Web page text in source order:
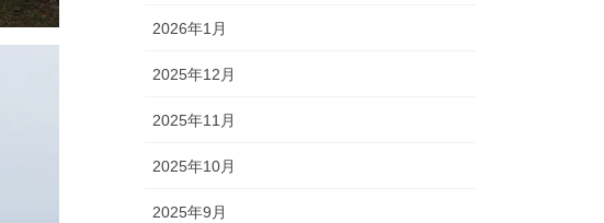
2026年1月
2025年12月
2025年11月
2025年10月
2025年9月